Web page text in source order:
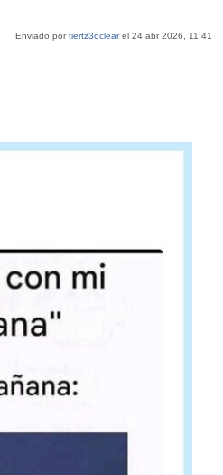
Enviado portiertz3oclearel 24 abr 2026, 11:41